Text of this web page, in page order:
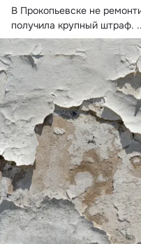
В Прокопьевске не
получила крупный штраф.